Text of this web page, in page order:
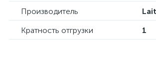
Производитель
Кратность отгрузки
1